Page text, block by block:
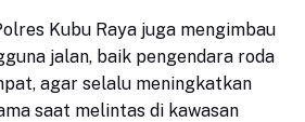
Kubu Raya juga mengimbau
jalan, baik pengendara roda
agar selalu meningkatkan
saat melintas di kawasan